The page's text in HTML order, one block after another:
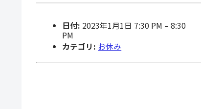
日付: 2023年1月1日 7:30 PM –8:30
PM
カテゴリ: お休み